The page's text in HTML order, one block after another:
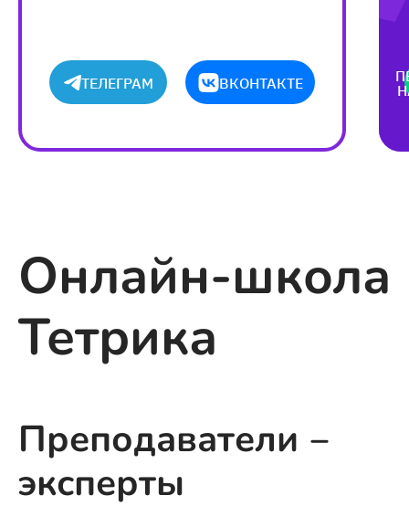
ТЕЛЕГРАМ ВКОНТАКТЕ
Онлайн-школа
Тетрика
Преподаватели ‒
эксперты